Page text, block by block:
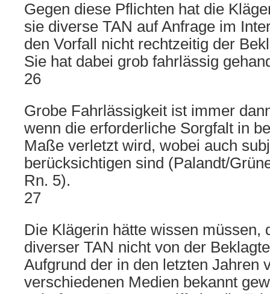
Gegen diese Pflichten hat die
sie diverse TAN auf Anfrage im
den Vorfall nicht rechtzeitig der
Sie hat dabei grob fahrlässig
26
Grobe Fahrlässigkeit ist immer
wenn die erforderliche Sorgfalt in
Maße verletzt wird, wobei auch
berücksichtigen sind (Palandt/
Rn. 5).
27
Die Klägerin hätte wissen müssen,
diverser TAN nicht von der
Aufgrund der in den letzten Jahren
verschiedenen Medien bekannt